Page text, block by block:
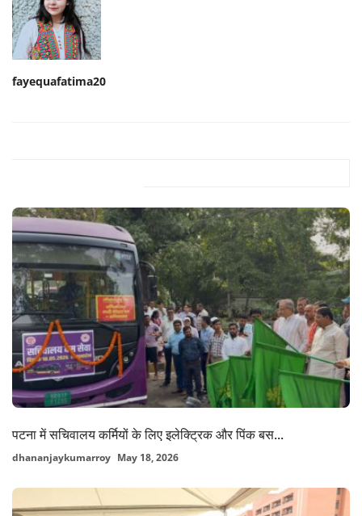
fayequafatima20
पटना में सचिवालय कर्मियों के लिए इलेक्ट्रिक और पिंक बस...
dhananjaykumarroy May 18, 2026